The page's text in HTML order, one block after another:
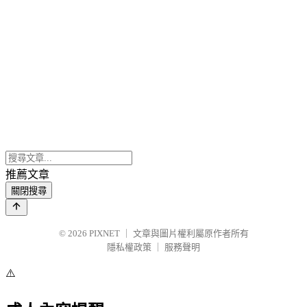
推薦文章
關閉搜尋
© 2026 PIXNET
文章與圖片權利屬原作者所有
隱私權政策
服務聲明
⚠️